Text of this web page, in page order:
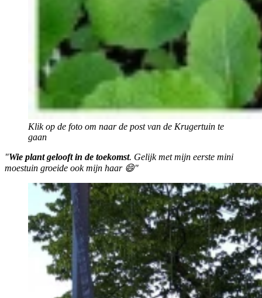
Klik op de foto om naar de post van de Krugertuin te
gaan
"Wie plant gelooft in de toekomst. Gelijk met mijn eerste mini
moestuin groeide ook mijn haar 😄"